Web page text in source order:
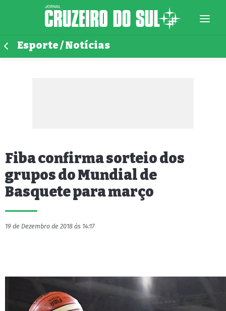
Esporte / Notícias
Fiba confirma sorteio dos
grupos do Mundial de
Basquete para março
19 de Dezembro de 2018 às 14:17